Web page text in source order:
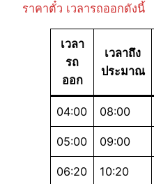
ราคาตั๋ว เวลารถออกดังนี้
เวลา
รถ
ออก
เวลาถึง
ประมาณ
04:00 08:00
05:00 09:00
06:20 10:20